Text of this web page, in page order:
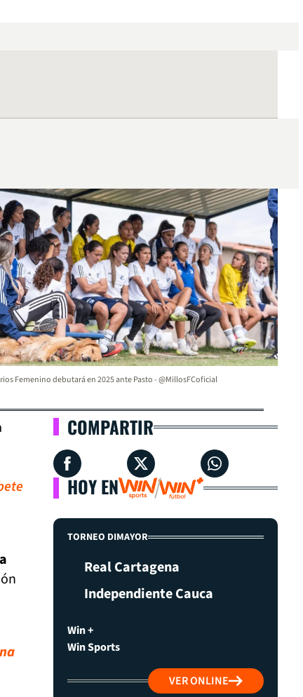
Femenino debutará en 2025 ante Pasto - @MillosFCoficial
COMPARTIR
HOY EN
TORNEO DIMAYOR
Real Cartagena
Independiente Cauca
Win +
Win Sports
VER ONLINE